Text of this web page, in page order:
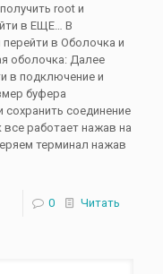
root и
в ЕЩЕ… В
в Оболочка и
оболочка: Далее
в подключение и
буфера
соединение
работает нажав на
терминал нажав
0 Читать